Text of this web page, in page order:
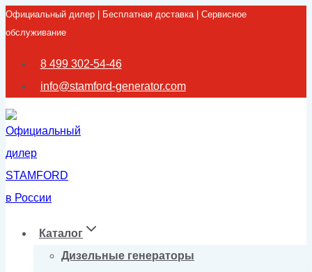
Перейти
к
содержимому
Официальный дилер | Бесплатная доставка | Сервисное
обслуживание
8 499 302-54-46
info@stamford-generator.com
Каталог
Дизельные генераторы